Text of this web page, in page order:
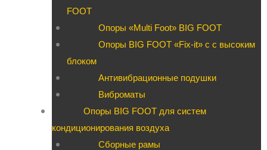
FOOT
Опоры «Multi Foot» BIG FOOT
Опоры BIG FOOT «Fix-it» c с высоким
блоком
Антивибрационные подушки
Виброматы
Опоры BIG FOOT для систем
кондиционирования воздуха
Сборные рамы